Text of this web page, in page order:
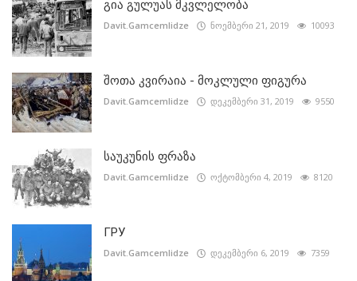
გია გულუას მკვლელობა
Davit.Gamcemlidze ნოემბერი 21, 2019 10093
შოთა კვირაია - მოკლული ფიგურა
Davit.Gamcemlidze დეკემბერი 31, 2019 9550
საუკუნის ფრაზა
Davit.Gamcemlidze ოქტომბერი 4, 2019 8120
ГРУ
Davit.Gamcemlidze დეკემბერი 6, 2019 7359